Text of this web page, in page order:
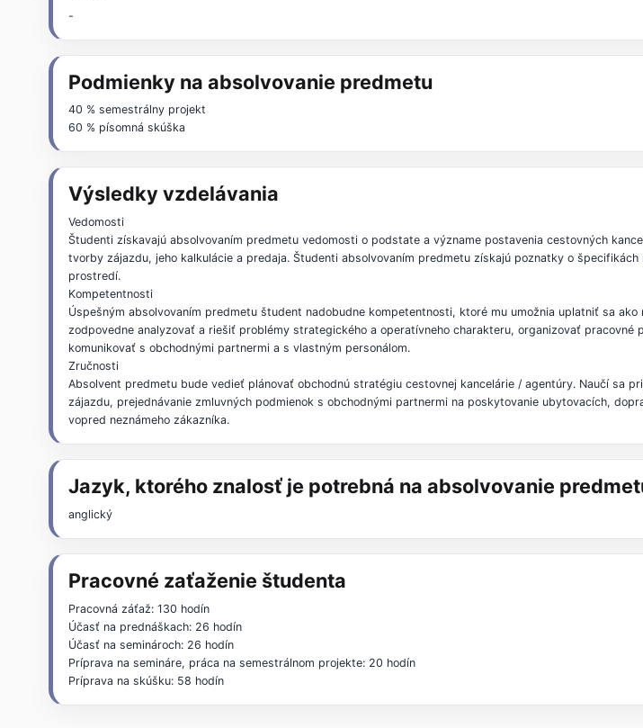
-
Podmienky na absolvovanie predmetu
40 % semestrálny projekt
60 % písomná skúška
Výsledky vzdelávania
Vedomosti
Študenti získavajú absolvovaním predmetu vedomosti o podstate a význame postavenia cestovných
tvorby zájazdu, jeho kalkulácie a predaja. Študenti absolvovaním predmetu získajú poznatky o
prostredí.
Kompetentnosti
Úspešným absolvovaním predmetu študent nadobudne kompetentnosti, ktoré mu umožnia uplatniť sa
zodpovedne analyzovať a riešiť problémy strategického a operatívneho charakteru, organizovať
komunikovať s obchodnými partnermi a s vlastným personálom.
Zručnosti
Absolvent predmetu bude vedieť plánovať obchodnú stratégiu cestovnej kancelárie / agentúry. Naučí sa
zájazdu, prejednávanie zmluvných podmienok s obchodnými partnermi na poskytovanie ubytovacích,
vopred neznámeho zákazníka.
Jazyk, ktorého znalosť je potrebná na absolvovanie
anglický
Pracovné zaťaženie študenta
Pracovná záťaž: 130 hodín
Účasť na prednáškach: 26 hodín
Účasť na seminároch: 26 hodín
Príprava na semináre, práca na semestrálnom projekte: 20 hodín
Príprava na skúšku: 58 hodín